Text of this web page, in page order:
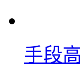
手段